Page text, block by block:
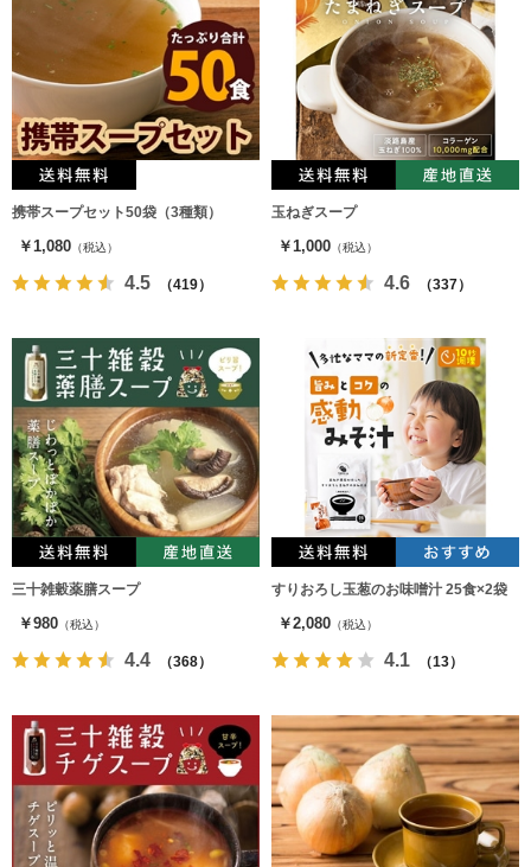
携帯スープセット50袋（3種類）
￥1,080 （税込）
4.5 （419）
玉ねぎスープ
￥1,000 （税込）
4.6 （337）
三十雑穀薬膳スープ
￥980 （税込）
4.4 （368）
すりおろし玉葱のお味噌汁 25食×2袋
￥2,080 （税込）
4.1 （13）